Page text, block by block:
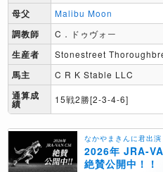
母父 Malibu Moon
調教師 C．ドゥヴォー
生産者 Stonestreet
馬主 C R K Stable LLC
通算成
績 15戦2勝[2-3-4-6]
なかやまきんに君出演
2026年 JRA-
絶賛公開中！！